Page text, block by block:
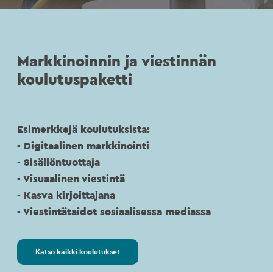
Markkinoinnin ja viestinnän
koulutuspaketti
Esimerkkejä koulutuksista:
- Digitaalinen markkinointi
- Sisällöntuottaja
- Visuaalinen viestintä
- Kasva kirjoittajana
- Viestintätaidot sosiaalisessa mediassa
Katso kaikki koulutukset